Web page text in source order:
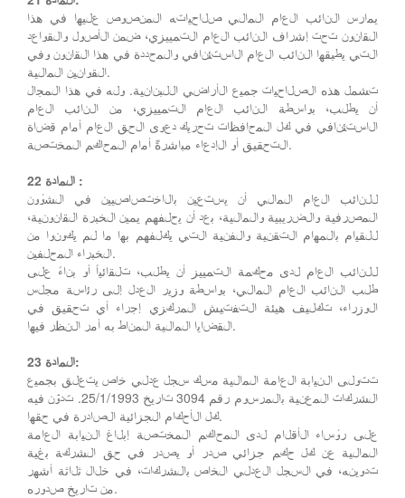
يمارس النائب العام المالي صلاحياته المنصوص عليها في هذا
القانون تحت إشراف النائب العام التمييزي، ضمن الأصول والقواعد
التي يطبقها النائب العام الاستئنافي والمحددة في هذا القانون وفي
القوانين المالية.
تشمل هذه الصلاحيات جميع الأراضي اللبنانية. وله في هذا المجال
أن يطلب، بواسطة النائب العام التمييزي، من النائب العام
الاستئنافي في كل المحافظات تحريك دعوى الحق العام أمام قضاة
التحقيق أو الإدعاء مباشرةً أمام المحاكم المختصة.
المادة 22 :
للنائب العام المالي أن يستعين بالاختصاصيين في الشؤون
المصرفية والضريبية والمالية، بعد أن يحلفهم يمين الخبرة القانونية،
للقيام بالمهام التقنية والفنية التي يكلفهم بها ما لم يكونوا من
الخبراء المحلفين.
للنائب العام لدى محكمة التمييز أن يطلب، تلقائياً أو بناءً على
طلب النائب العام المالي، بواسطة وزير العدل إلى رئاسة مجلس
الوزراء، تكليف هيئة التفتيش المركزي إجراء أي تحقيق في
القضايا المالية المناط به أمر النظر فيها.
المادة 23:
تتولى النيابة العامة المالية مسك سجل عدلي خاص يتعلق بجميع
الشركات المعنية بالمرسوم رقم 3094 تاريخ 25/1/1993. تدوّن فيه
كل الأحكام الجزائية الصادرة في حقها.
على رؤساء الأقلام لدى المحاكم المختصة إبلاغ النيابة العامة
المالية عن كل حكم جزائي صدر أو يصدر في حق الشركة بغية
تدوينه، في السجل العدلي الخاص بالشركات، في خلال ثلاثة أشهر
من تاريخ صدوره.